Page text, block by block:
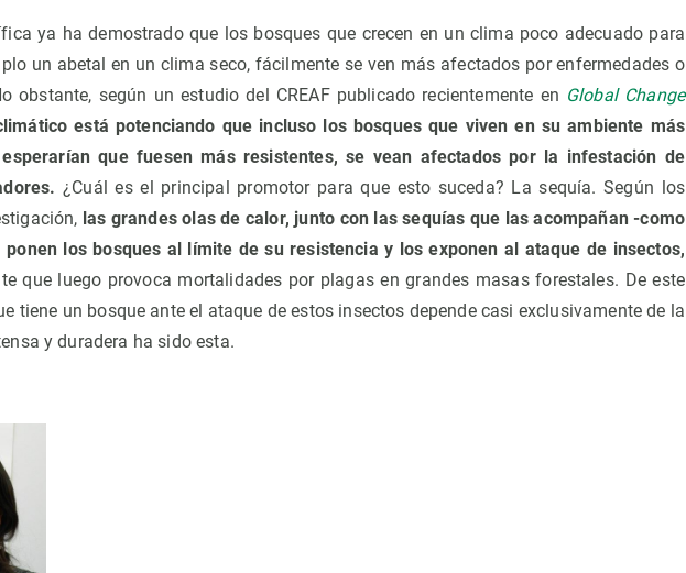
ya ha demostrado que los bosques que crecen en un clima poco adecuado para
un abetal en un clima seco, fácilmente se ven más afectados por enfermedades o
obstante, según un estudio del CREAF publicado recientemente en Global Change
está potenciando que incluso los bosques que viven en su ambiente más
que fuesen más resistentes, se vean afectados por la infestación de
¿Cuál es el principal promotor para que esto suceda? La sequía. Según los
las grandes olas de calor, junto con las sequías que las acompañan -como
los bosques al límite de su resistencia y los exponen al ataque de insectos,
que luego provoca mortalidades por plagas en grandes masas forestales. De este
tiene un bosque ante el ataque de estos insectos depende casi exclusivamente de la
y duradera ha sido esta.